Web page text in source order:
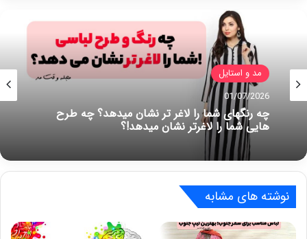
مد و استایل زنانه
01/07/2026
شیک ترین و زیباترین انواع مدل کفش تابستانی
زنانه و دخترانه! 9 سبک جدیدترین انواع کفش
تابستانه
نوشته های مشابه